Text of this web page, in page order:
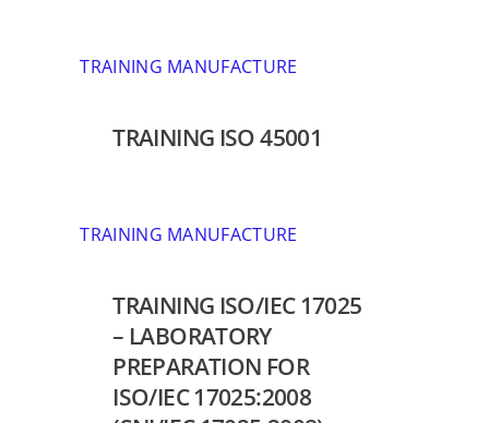
TRAINING MANUFACTURE
TRAINING ISO 45001
TRAINING MANUFACTURE
TRAINING ISO/IEC 17025
– LABORATORY
PREPARATION FOR
ISO/IEC 17025:2008